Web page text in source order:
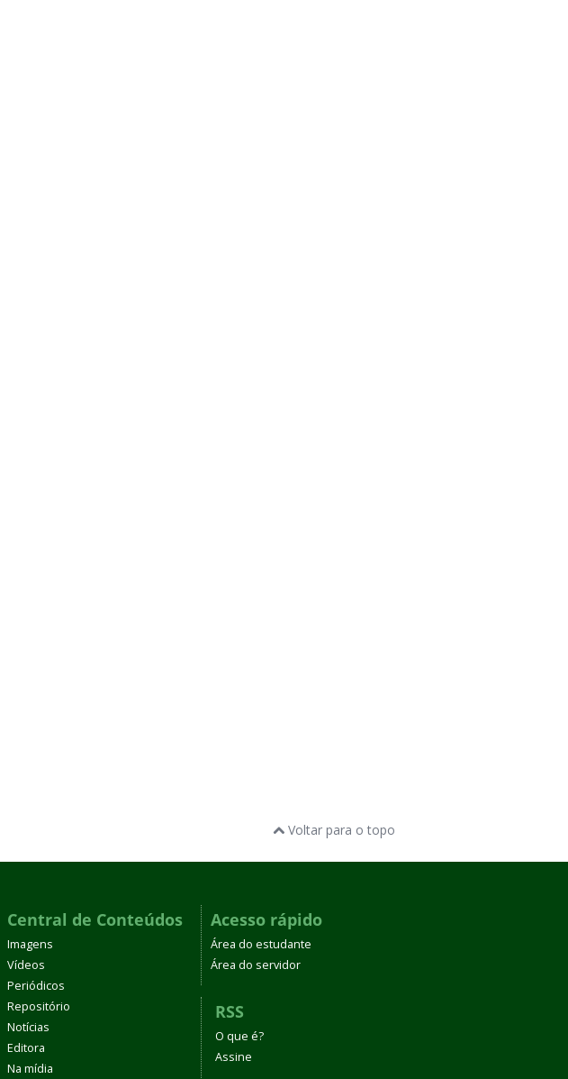
Voltar para o topo
Central de Conteúdos
Imagens
Vídeos
Periódicos
Repositório
Notícias
Editora
Na mídia
Acesso rápido
Área do estudante
Área do servidor
RSS
O que é?
Assine